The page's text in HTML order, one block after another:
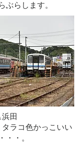
ぶらします。
田
ラコ色かっこいい
・・。